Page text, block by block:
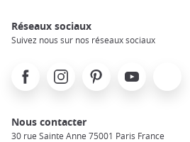
Réseaux sociaux
Suivez nous sur nos réseaux sociaux
FacebookInstagramPinterest Youtube
Nous contacter
30 rue Sainte Anne 75001 Paris France